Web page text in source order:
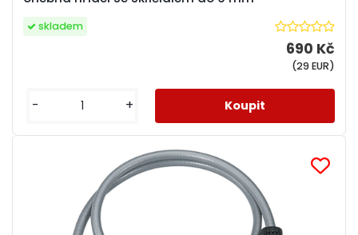
690 Kč
(29 EUR)
skladem
- +